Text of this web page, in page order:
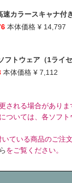
速カラースキャナ付
本体価格 ¥ 14,797
フトウェア（1ライセ
本体価格 ¥ 7,112
される場合がありま
ついては、各ソフ
いている商品のご注
をご覧ください。